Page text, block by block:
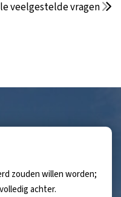
veelgestelde vragen
zouden willen worden;
achter.